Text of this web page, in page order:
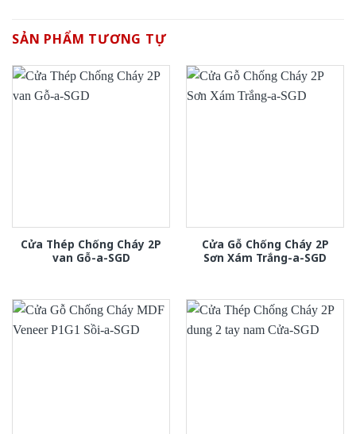
SẢN PHẨM TƯƠNG TỰ
Cửa Thép Chống Cháy 2P
van Gỗ-a-SGD
Cửa Gỗ Chống Cháy 2P
Sơn Xám Trắng-a-SGD